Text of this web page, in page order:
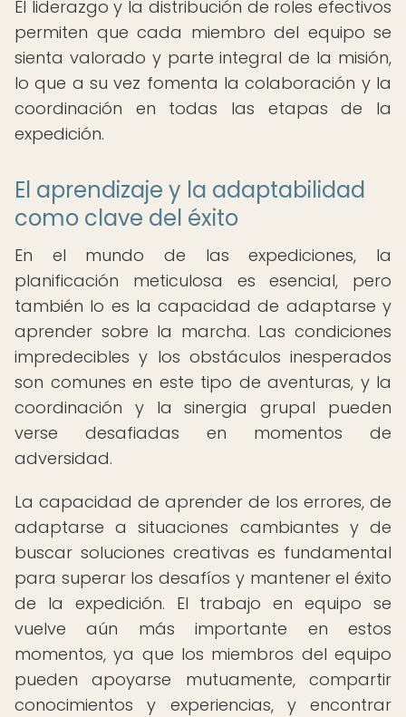
El liderazgo y la distribución de roles efectivos
permiten que cada miembro del equipo se
sienta valorado y parte integral de la misión,
lo que a su vez fomenta la colaboración y la
coordinación en todas las etapas de la
expedición.
El aprendizaje y la adaptabilidad
como clave del éxito
En el mundo de las expediciones, la
planificación meticulosa es esencial, pero
también lo es la capacidad de adaptarse y
aprender sobre la marcha. Las condiciones
impredecibles y los obstáculos inesperados
son comunes en este tipo de aventuras, y la
coordinación y la sinergia grupal pueden
verse desafiadas en momentos de
adversidad.
La capacidad de aprender de los errores, de
adaptarse a situaciones cambiantes y de
buscar soluciones creativas es fundamental
para superar los desafíos y mantener el éxito
de la expedición. El trabajo en equipo se
vuelve aún más importante en estos
momentos, ya que los miembros del equipo
pueden apoyarse mutuamente, compartir
conocimientos y experiencias, y encontrar